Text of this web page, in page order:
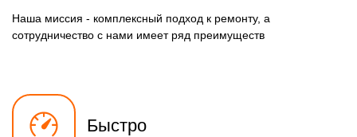
Наша миссия - комплексный подход к ремонту, а
сотрудничество с нами имеет ряд преимуществ
Быстро